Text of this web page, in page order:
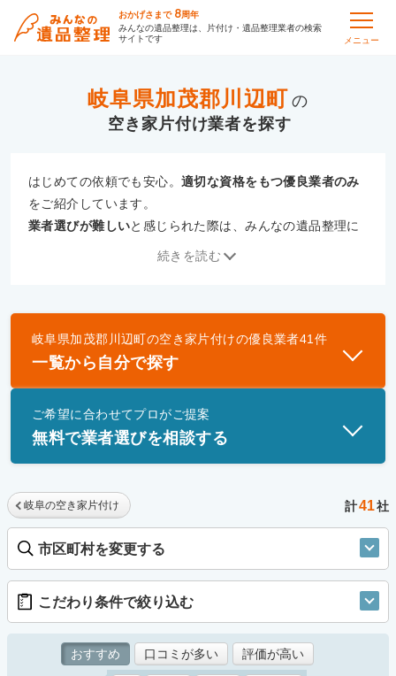
おかげさまで 8周年
みんなの遺品整理は、片付け・遺品整理業者の検索
サイトです
メニュー
岐阜県加茂郡川辺町 の
空き家片付け
はじめての依頼でも安心。適切な資格をもつ優良業者のみ
をご紹介しています。
業者選びが難しいと感じられた際は、みんなの遺品整理に
優良業者とは
一般財団法人遺品整理認定協会、および一般社団法
士」資格を持つ事業者のみ掲載しています。
続きを読む
岐阜県加茂郡川辺町の空き家片付けの優良業者41 件
一覧から自分で探す
ご希望に合わせてプロがご提案
無料で業者選びを相談する
岐阜の空き家片付け 計41社
市区町村を変更する
こだわり条件で絞り込む
おすすめ 口コミが多い 評価が高い